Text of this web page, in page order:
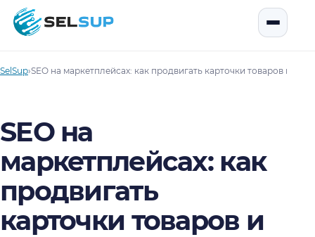
SelSup
SelSup›SEO на маркетплейсах: как продвигать карточки товаров и
SEO на
маркетплейсах: как
продвигать
карточки товаров и